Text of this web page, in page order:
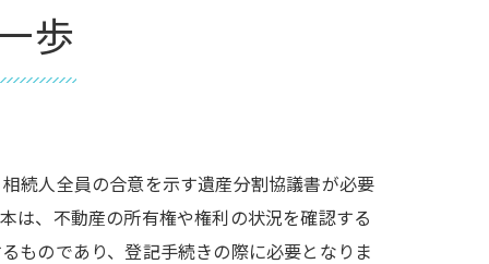
歩
続人全員の合意を示す遺産分割協議書が必要
は、不動産の所有権や権利の状況を確認する
ものであり、登記手続きの際に必要となりま